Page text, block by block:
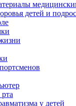
детей и
у детей